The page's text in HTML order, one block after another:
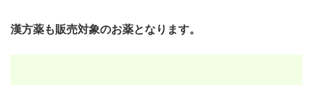
漢方薬も販売対象のお薬となります。